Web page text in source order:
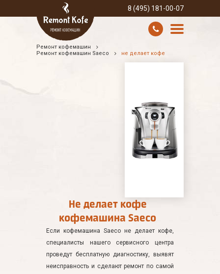
8 (495) 181-00-07
УСЛУГИ И ЦЕНЫ
Ремонт кофемашин
Ремонт кофемашин Saeco
не делает кофе
Не делает кофе
кофемашина Saeco
Если кофемашина Saeco не делает кофе,
специалисты нашего сервисного центра
проведут бесплатную диагностику, выявят
неисправность и сделают ремонт по самой